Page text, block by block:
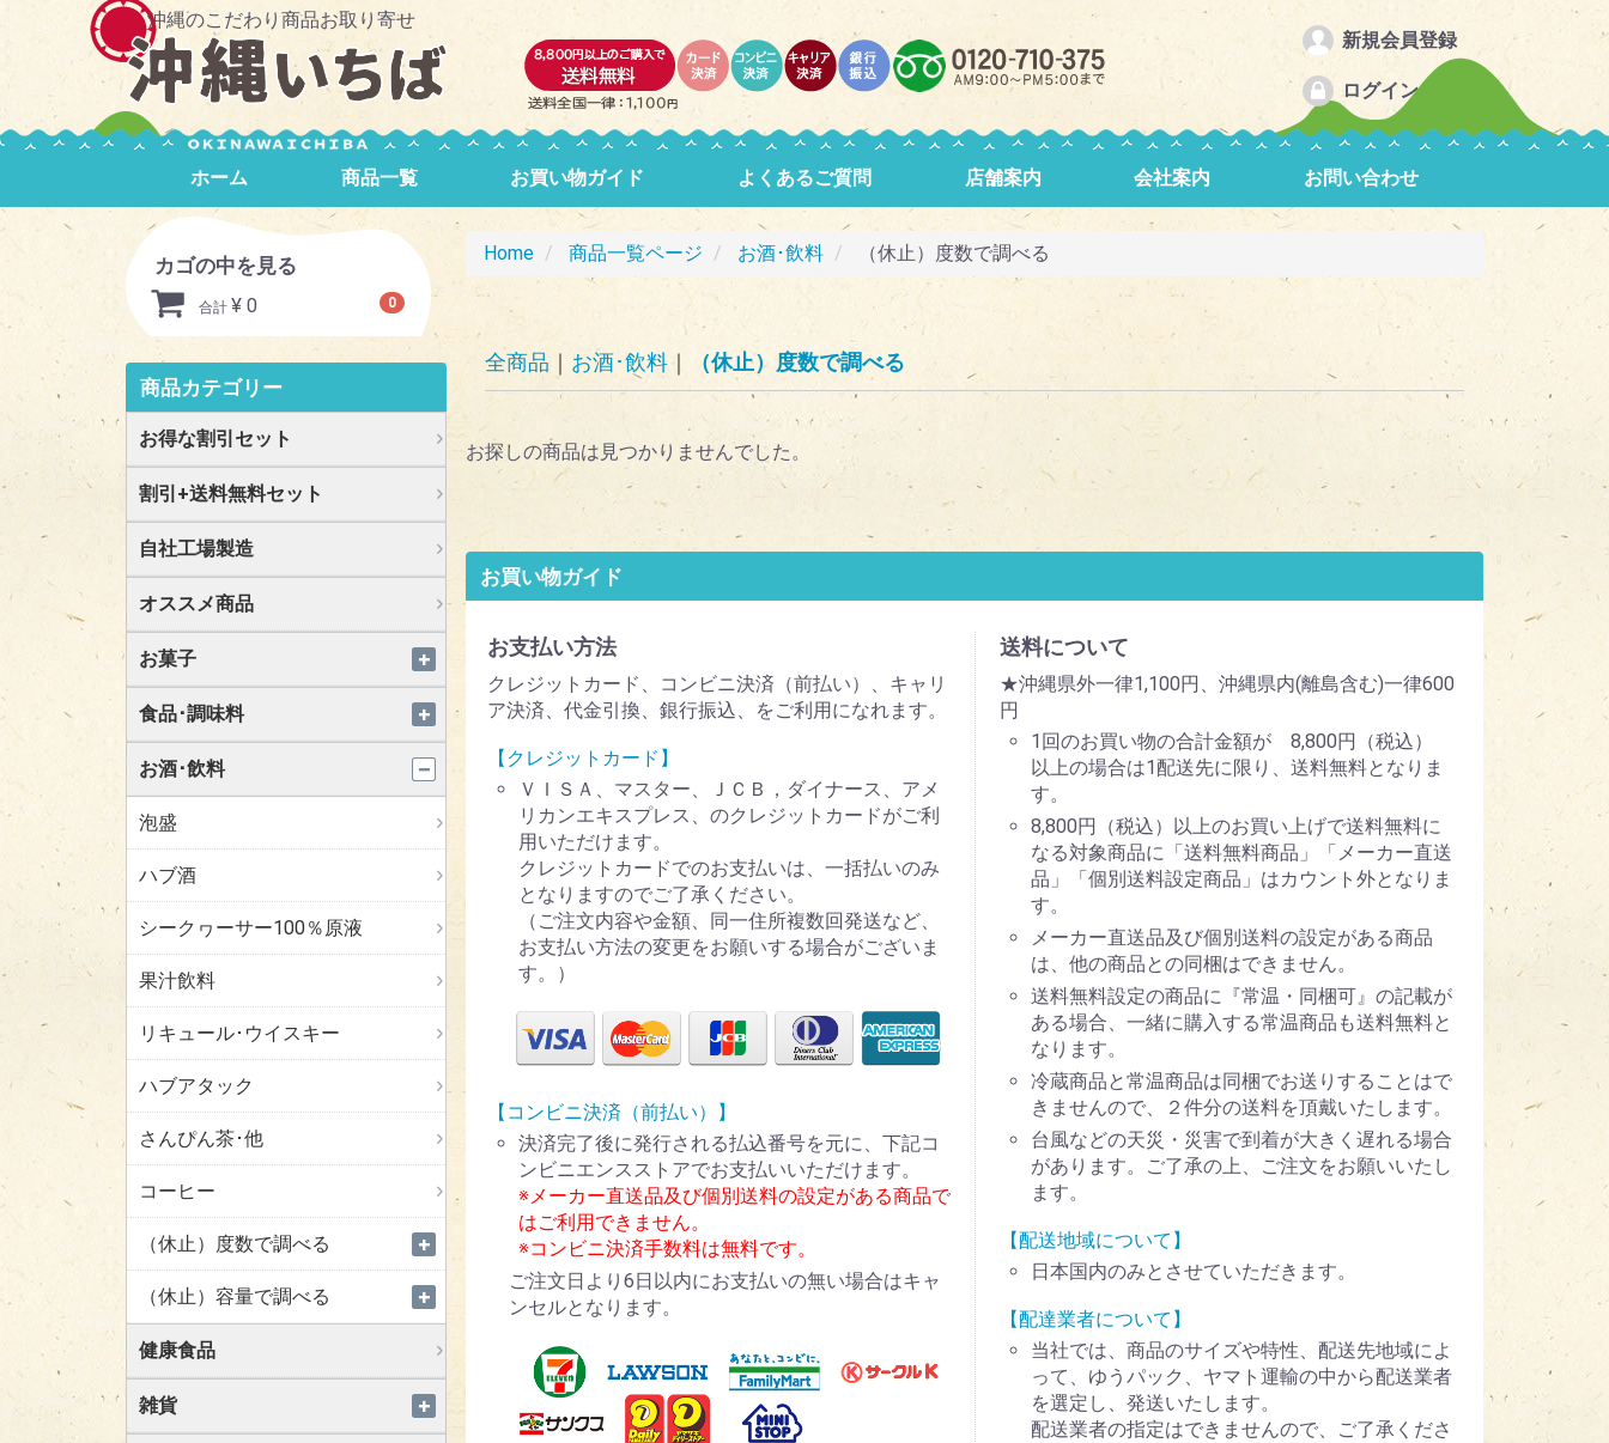
沖縄のこだわり商品お取り寄せ
新規会員登録
ログイン
ホーム 商品一覧 お買い物ガイド よくあるご質問 店舗案内 会社案内 お問い合わせ
カゴの中を見る
0
合計 ¥ 0
商品カテゴリー
お得な割引セット
割引+送料無料セット
自社工場製造
オススメ商品
お菓子
食品･調味料
お酒･飲料
泡盛
ハブ酒
シークヮーサー100％原液
果汁飲料
リキュール･ウイスキー
ハブアタック
さんぴん茶･他
コーヒー
（休止）度数で調べる
（休止）容量で調べる
健康食品
雑貨
Home 商品一覧ページ お酒･飲料 （休止）度数で調べる
全商品 お酒･飲料 （休止）度数で調べる
お探しの商品は見つかりませんでした。
お買い物ガイド
お支払い方法
クレジットカード、コンビニ決済（前払い）、キャリ
ア決済、代金引換、銀行振込、をご利用になれます。
【クレジットカード】
ＶＩＳＡ、マスター、ＪＣＢ，ダイナース、アメ
リカンエキスプレス、のクレジットカードがご利
用いただけます。
クレジットカードでのお支払いは、一括払いのみ
となりますのでご了承ください。
（ご注文内容や金額、同一住所複数回発送など、
お支払い方法の変更をお願いする場合がございま
す。）
【コンビニ決済（前払い）】
決済完了後に発行される払込番号を元に、下記コ
ンビニエンスストアでお支払いいただけます。
※メーカー直送品及び個別送料の設定がある商品で
はご利用できません。
※コンビニ決済手数料は無料です。
ご注文日より6日以内にお支払いの無い場合はキャ
ンセルとなります。
送料について
★沖縄県外一律1,100円、沖縄県内(離島含む)一律600
円
1回のお買い物の合計金額が 8,800円（税込）
以上の場合は1配送先に限り、送料無料となりま
す。
8,800円（税込）以上のお買い上げで送料無料に
なる対象商品に「送料無料商品」「メーカー直送
品」「個別送料設定商品」はカウント外となりま
す。
メーカー直送品及び個別送料の設定がある商品
は、他の商品との同梱はできません。
送料無料設定の商品に『常温・同梱可』の記載が
ある場合、一緒に購入する常温商品も送料無料と
なります。
冷蔵商品と常温商品は同梱でお送りすることはで
きませんので、２件分の送料を頂戴いたします。
台風などの天災・災害で到着が大きく遅れる場合
があります。ご了承の上、ご注文をお願いいたし
ます。
【配送地域について】
日本国内のみとさせていただきます。
【配達業者について】
当社では、商品のサイズや特性、配送先地域によ
って、ゆうパック、ヤマト運輸の中から配送業者
を選定し、発送いたします。
配送業者の指定はできませんので、ご了承くださ